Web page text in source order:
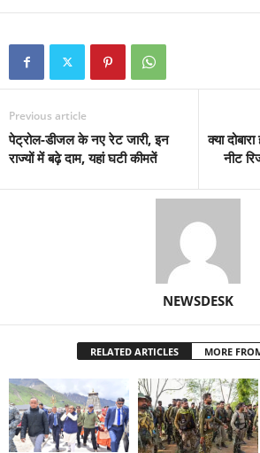
Previous article
पेट्रोल-डीजल के नए रेट जारी, इन
राज्यों में बढ़े दाम, यहां घटी कीमतें
क्‍या दोबारा
नीट
NEWSDESK
RELATED ARTICLES MORE